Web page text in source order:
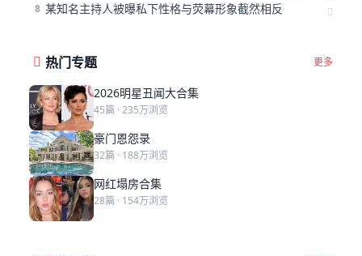
8 某知名主持人被曝私下性格与荧幕形象截然相反
热门专题 更多
2026明星丑闻大合集
45篇 · 235万浏览
豪门恩怨录
32篇 · 188万浏览
网红塌房合集
28篇 · 154万浏览